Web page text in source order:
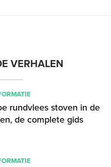
VERHALEN
rundvlees stoven in de
de complete gids